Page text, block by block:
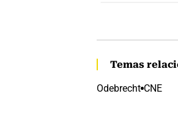
Temas
Odebrecht CNE